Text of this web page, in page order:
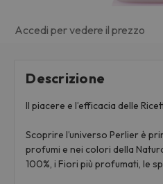
Accedi per vedere il prezzo
Descrizione
Il piacere e l’efficacia delle
Scoprire l’universo Perlier è
profumi e nei colori della
100%, i Fiori più profumati, le